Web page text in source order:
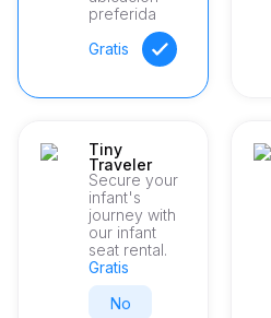
preferida
Gratis
Tiny
Traveler
Secure your
infant's
journey with
our infant
seat rental.
Gratis
No